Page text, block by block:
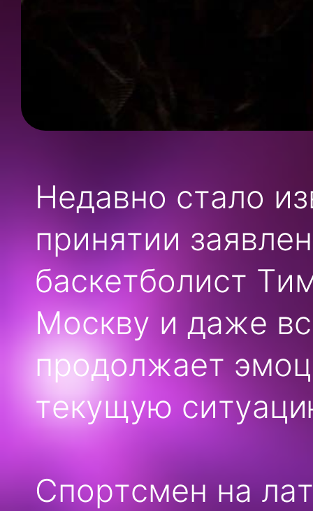
Недавно стало
принятии
баскетболист
Москву и даже
продолжает
текущую
Спортсмен на